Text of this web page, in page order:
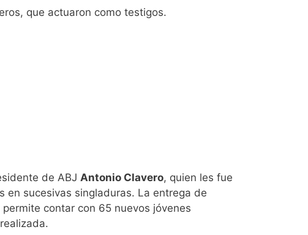
que actuaron como testigos.
de ABJ Antonio Clavero, quien les fue
en sucesivas singladuras. La entrega de
contar con 65 nuevos jóvenes